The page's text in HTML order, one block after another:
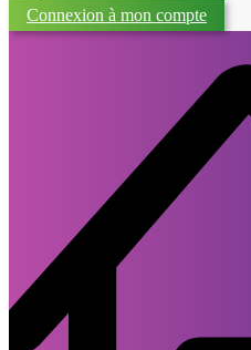
Connexion à mon compte